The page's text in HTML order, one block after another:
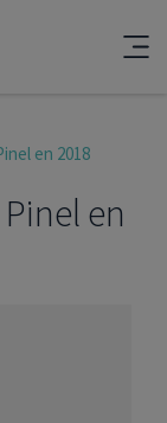
en 2018
en